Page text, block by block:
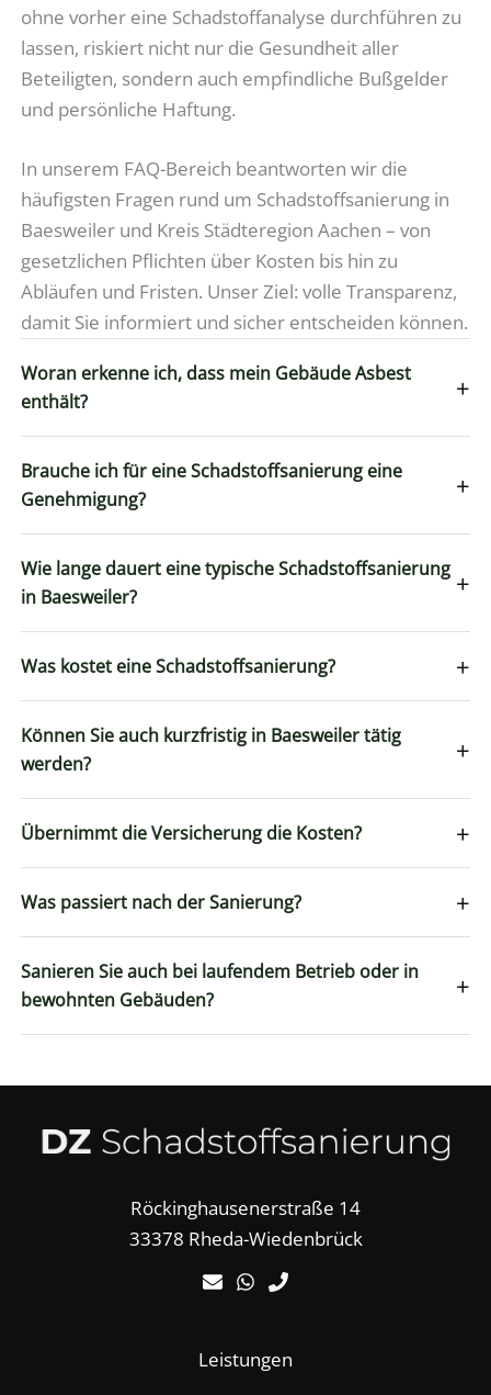
ohne vorher eine Schadstoffanalyse durchführen zu
lassen, riskiert nicht nur die Gesundheit aller
Beteiligten, sondern auch empfindliche Bußgelder
und persönliche Haftung.
In unserem FAQ-Bereich beantworten wir die
häufigsten Fragen rund um Schadstoffsanierung in
Baesweiler und Kreis Städteregion Aachen – von
gesetzlichen Pflichten über Kosten bis hin zu
Abläufen und Fristen. Unser Ziel: volle Transparenz,
damit Sie informiert und sicher entscheiden können.
Woran erkenne ich, dass mein Gebäude Asbest
enthält?
+
Brauche ich für eine Schadstoffsanierung eine
Genehmigung?
+
Wie lange dauert eine typische Schadstoffsanierung
in Baesweiler?
+
Was kostet eine Schadstoffsanierung? +
Können Sie auch kurzfristig in Baesweiler tätig
werden?
+
Übernimmt die Versicherung die Kosten? +
Was passiert nach der Sanierung? +
Sanieren Sie auch bei laufendem Betrieb oder in
bewohnten Gebäuden?
+
Röckinghausenerstraße 14
33378 Rheda-Wiedenbrück
Leistungen